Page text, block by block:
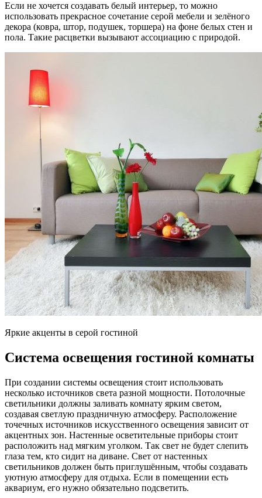
Если не хочется создавать белый интерьер, то можно
использовать прекрасное сочетание серой мебели и зелёного
декора (ковра, штор, подушек, торшера) на фоне белых стен и
пола. Такие расцветки вызывают ассоциацию с природой.
Яркие акценты в серой гостиной
Система освещения гостиной комнаты
При создании системы освещения стоит использовать
несколько источников света разной мощности. Потолочные
светильники должны заливать комнату ярким светом,
создавая светлую праздничную атмосферу. Расположение
точечных источников искусственного освещения зависит от
акцентных зон. Настенные осветительные приборы стоит
расположить над мягким уголком. Так свет не будет слепить
глаза тем, кто сидит на диване. Свет от настенных
светильников должен быть приглушённым, чтобы создавать
уютную атмосферу для отдыха. Если в помещении есть
аквариум, его нужно обязательно подсветить.